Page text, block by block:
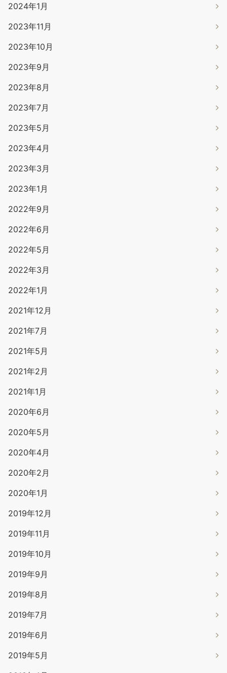
2024年1月
2023年11月
2023年10月
2023年9月
2023年8月
2023年7月
2023年5月
2023年4月
2023年3月
2023年1月
2022年9月
2022年6月
2022年5月
2022年3月
2022年1月
2021年12月
2021年7月
2021年5月
2021年2月
2021年1月
2020年6月
2020年5月
2020年4月
2020年2月
2020年1月
2019年12月
2019年11月
2019年10月
2019年9月
2019年8月
2019年7月
2019年6月
2019年5月